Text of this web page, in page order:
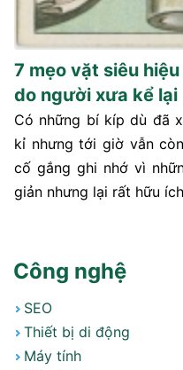
7 mẹo vặt siêu
do người xưa kể lại
Có những bí kíp dù đã
kỉ nhưng tới giờ vẫn
cố gắng ghi nhớ vì
giản nhưng lại rất hữu
Công nghệ
SEO
Thiết bị di động
Máy tính